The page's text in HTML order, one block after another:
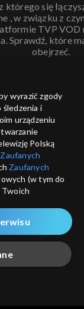
którego się
, w związku z
TVP VOD
Sprawdź, które
obejrzeć.
wyrazić zgody
i
urządzeniu
Polską
Zaufanych
Zaufanych
(w tym do
Twoich
przez
dalej